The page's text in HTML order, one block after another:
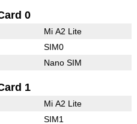
0
Mi A2 Lite
SIM0
Nano SIM
1
Mi A2 Lite
SIM1